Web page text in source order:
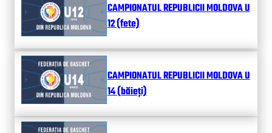
CAMPIONATUL REPUBLICII MOLDOVA U
12 (fete)
CAMPIONATUL REPUBLICII MOLDOVA U
14 (băieți)